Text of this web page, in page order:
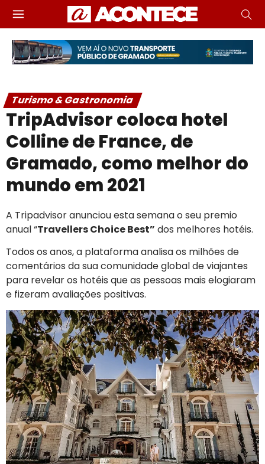
Turismo & Gastronomia
TripAdvisor coloca hotel
Colline de France, de
Gramado, como melhor do
mundo em 2021
A Tripadvisor anunciou esta semana o seu premio
anual “Travellers Choice Best” dos melhores hotéis.
Todos os anos, a plataforma analisa os milhões de
comentários da sua comunidade global de viajantes
para revelar os hotéis que as pessoas mais elogiaram
e fizeram avaliações positivas.